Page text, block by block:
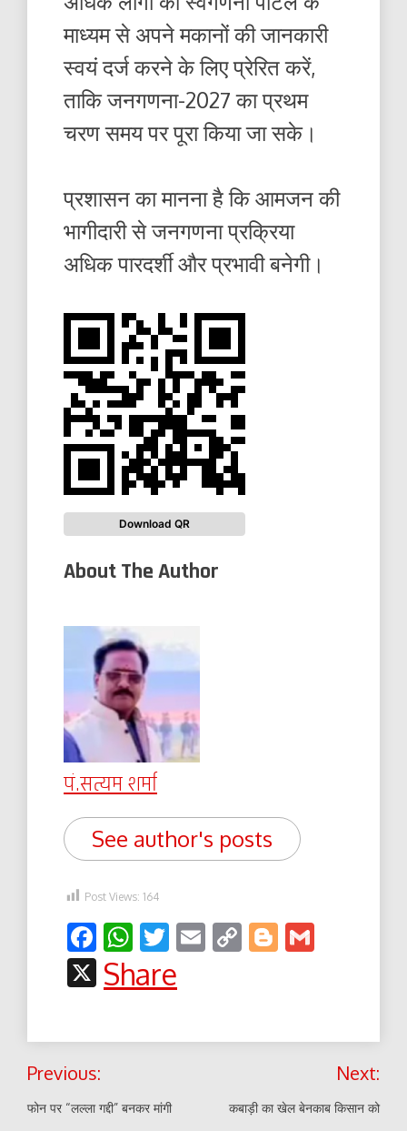
माध्यम से अपने मकानों की जानकारी
स्वयं दर्ज करने के लिए प्रेरित करें,
ताकि जनगणना-2027 का प्रथम
चरण समय पर पूरा किया जा सके।
प्रशासन का मानना है कि आमजन की
भागीदारी से जनगणना प्रक्रिया
अधिक पारदर्शी और प्रभावी बनेगी।
Download QR
About The Author
पं.सत्यम शर्मा
See author's posts
Post Views: 164
Facebook
WhatsApp
Twitter
EmailCopyBlogger
X
Share
Post
navigation
Previous:
फोन पर “लल्ला गद्दी” बनकर मांगी
Next:
कबाड़ी का खेल बेनकाब किसान को